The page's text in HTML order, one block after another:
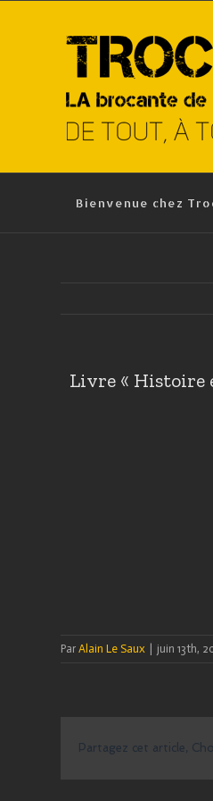
Bienvenue chez
Livre « Histoire
Par Alain Le Saux juin 13th,
Partagez cet article,